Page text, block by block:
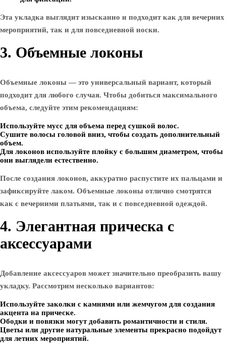
Эта укладка выглядит изысканно и подходит как для вечерних
мероприятий, так и для повседневной носки.
3. Объемные локоны
Объемные локоны — это универсальный вариант, который
подходит для любого случая. Чтобы добиться максимального
объема, следуйте этим рекомендациям:
Используйте мусс для объема перед сушкой волос.
Сушите волосы головой вниз, чтобы создать дополнительный
объем.
Для локонов используйте плойку с большим диаметром, чтобы
они выглядели естественно.
После создания локонов, аккуратно распустите их пальцами и
зафиксируйте лаком. Объемные локоны отлично смотрятся
как с вечерними платьями, так и с повседневной одеждой.
4. Элегантная прическа с
аксессуарами
Добавление аксессуаров может значительно преобразить вашу
укладку. Рассмотрим несколько вариантов:
Используйте заколки с камнями или жемчугом для создания
акцента на прическе.
Ободки и повязки могут добавить романтичности и стиля.
Цветы или другие натуральные элементы прекрасно подойдут
для летних мероприятий.